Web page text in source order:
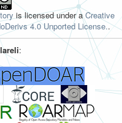
is licensed under aCreative
4.0 Unported License..
: